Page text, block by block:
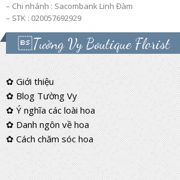
– Chi nhánh : Sacombank Linh Đàm
– STK : 020057692929
Tường Vy Boutique Florist
✿ Giới thiệu
✿ Blog Tường Vy
✿ Ý nghĩa các loài hoa
✿ Danh ngôn về hoa
✿ Cách chăm sóc hoa